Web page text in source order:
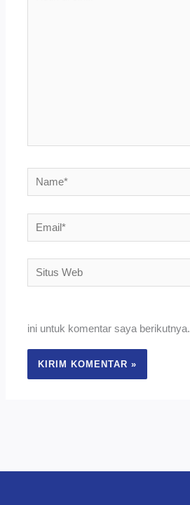
Name*
Email*
Situs
Web
ini untuk komentar saya berikutnya.